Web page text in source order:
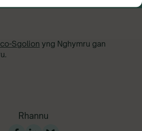
Sgolion yng Nghymru gan
Rhannu